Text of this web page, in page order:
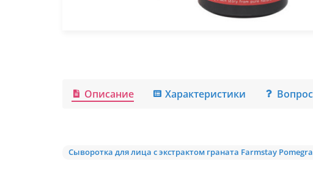
Описание Характеристики
Сыворотка для лица с экстрактом граната Farmstay